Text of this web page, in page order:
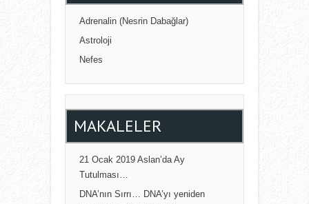
Adrenalin (Nesrin Dabağlar)
Astroloji
Nefes
MAKALELER
21 Ocak 2019 Aslan’da Ay
Tutulması…
DNA’nın Sırrı… DNA’yı yeniden